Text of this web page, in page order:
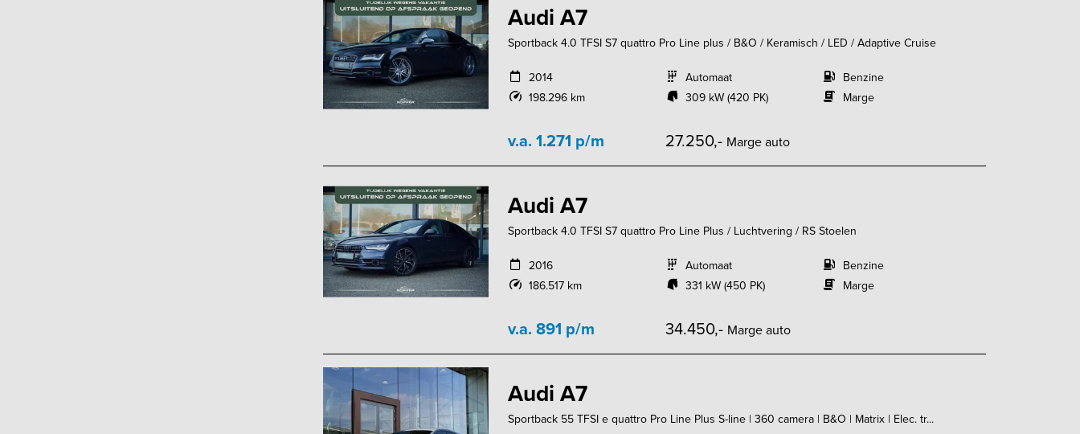
Audi A7
Sportback 4.0 TFSI S7 quattro Pro Line plus / B&O / Keramisch / LED / Adaptive Cruise
2014
198.296 km
Automaat
309 kW (420 PK)
Benzine
Marge
v.a. 1.271 p/m 27.250,- Marge auto
Audi A7
Sportback 4.0 TFSI S7 quattro Pro Line Plus / Luchtvering / RS Stoelen
2016
186.517 km
Automaat
331 kW (450 PK)
Benzine
Marge
v.a. 891 p/m 34.450,- Marge auto
Audi A7
Sportback 55 TFSI e quattro Pro Line Plus S-line | 360 camera | B&O | Matrix | Elec. tr...